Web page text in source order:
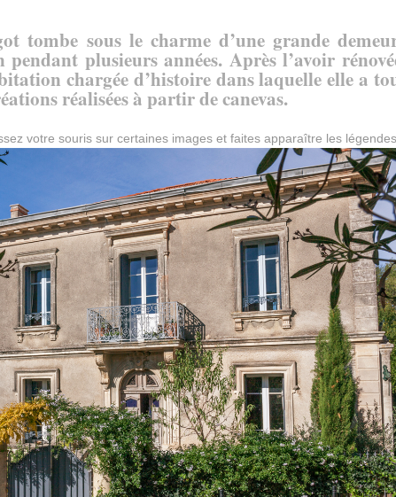
tombe sous le charme d’une grande
pendant plusieurs années. Après l’avoir
chargée d’histoire dans laquelle elle a
réalisées à partir de canevas.
votre souris sur certaines images et faites apparaître les